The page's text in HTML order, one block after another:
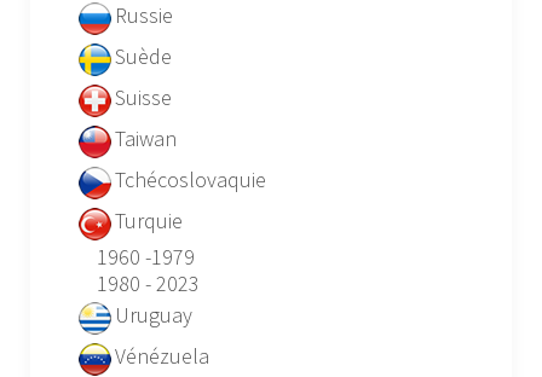
Russie
Suède
Suisse
Taiwan
Tchécoslovaquie
Turquie
1960 -1979
1980 - 2023
Uruguay
Vénézuela